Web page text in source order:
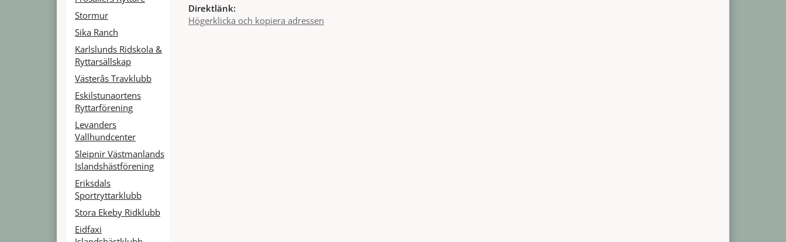
Stormur
Sika Ranch
Karlslunds Ridskola &
Ryttarsällskap
Västerås Travklubb
Eskilstunaortens
Ryttarförening
Levanders
Vallhundcenter
Sleipnir Västmanlands
Islandshästförening
Eriksdals
Sportryttarklubb
Stora Ekeby Ridklubb
Eidfaxi
Direktlänk:
Högerklicka och kopiera adressen